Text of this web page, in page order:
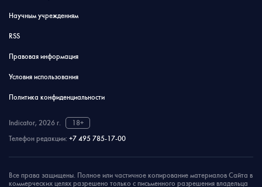
Научным учреждениям
RSS
Правовая информация
Условия использования
Политика конфиденциальности
Indicator, 2026 г.
18+
Телефон редакции: +7 495 785-17-00
Все права защищены. Полное или частичное копирование материалов Сайта в
коммерческих целях разрешено только с письменного разрешения владельца